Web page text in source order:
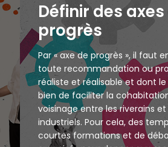
Définir des
progrès
Par « axe de progrès », il faut
toute recommandation ou
réaliste et réalisable et dont
bien de faciliter la
voisinage entre les riverains et
industriels. Pour cela, des
courtes formations et de